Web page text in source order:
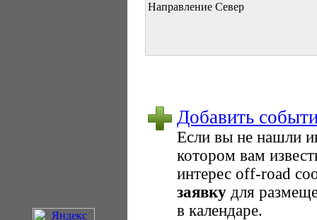
Направление Север
Добавить
Если вы не нашли
котором вам
интерес оff-road
заявку для
в календаре.